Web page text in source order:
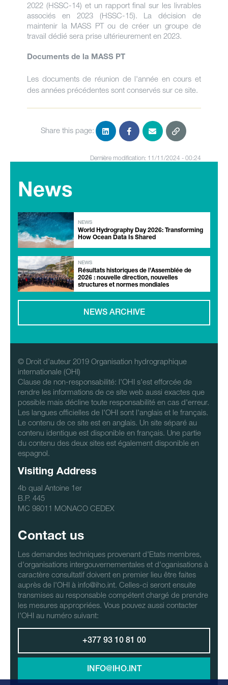
2022 (HSSC-14) et un rapport final sur les livrables
associés en 2023 (HSSC-15). La décision de
maintenir la MASS PT ou de créer un groupe de
travail dédié sera prise ultérieurement en 2023.
Documents de la MASS PT
Les documents de réunion de l'année en cours et
des années précédentes sont conservés sur ce site.
Share this page:
Dernière modification: 11/11/2024 - 00:24
News
NEWS
World Hydrography Day 2026: Transforming
How Ocean Data Is Shared
NEWS
Résultats historiques de l’Assemblée de
2026 : nouvelle direction, nouvelles
structures et normes mondiales
NEWS ARCHIVE
© Droit d'auteur 2019 Organisation hydrographique
internationale (OHI)
Clause de non-responsabilité: l'OHI s'est efforcée de
rendre les informations de ce site web aussi exactes que
possible mais décline toute responsabilité en cas d'erreur.
Les langues officielles de l'OHI sont l'anglais et le français.
Le contenu de ce site est en anglais. Un site séparé au
contenu identique est disponible en français. Une partie
du contenu des deux sites est également disponible en
espagnol.
Visiting Address
4b qual Antoine 1er
B.P. 445
MC 98011 MONACO CEDEX
Contact us
Les demandes techniques provenant d'Etats membres,
d'organisations intergouvernementales et d'oganisations à
caractère consultatif doivent en premier lieu être faites
auprès de l'OHI à info@iho.int. Celles-ci seront ensuite
transmises au responsable compétent chargé de prendre
les mesures appropriées. Vous pouvez aussi contacter
l'OHI au numéro suivant:
+377 93 10 81 00
INFO@IHO.INT